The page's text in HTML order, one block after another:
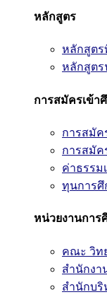
หลักสูตร
หลักสูตร
หลักสูตร
การสมัครเข้า
การสมั
การสมั
ค่าธรรม
ทุนการศึ
หน่วยงานการ
คณะ วิท
สำนักงา
สำนักบริ